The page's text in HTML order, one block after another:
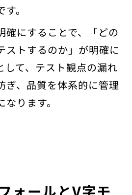
。
確にすることで、「どの
ストするのか」が明確に
して、テスト観点の漏れ
ぎ、品質を体系的に管理
ります。
ォールとV字モ